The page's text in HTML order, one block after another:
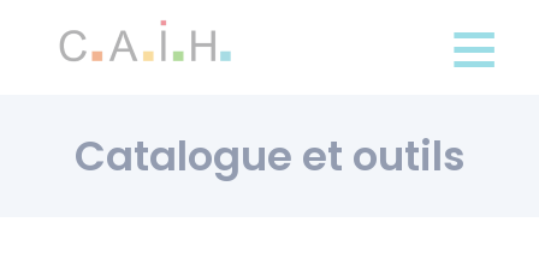
Panneau de gestion des cookies
Catalogue et outils